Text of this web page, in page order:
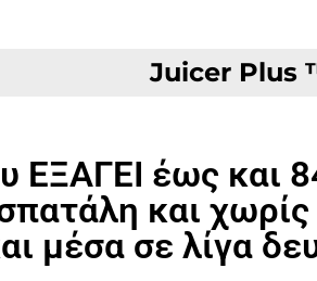
Juicer Plus
έως και
και
μέσα σε λίγα